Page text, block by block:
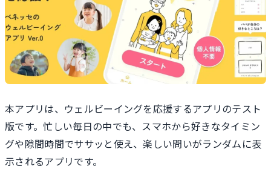
本アプリは、ウェルビーイングを応援するアプリのテスト
版です。忙しい毎日の中でも、スマホから好きなタイミン
グや隙間時間でササッと使え、楽しい問いがランダムに表
示されるアプリです。